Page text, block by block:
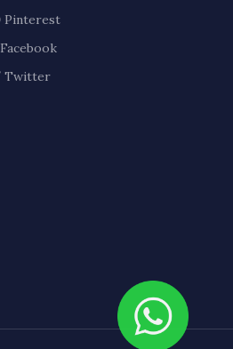
Pinterest
Facebook
Twitter